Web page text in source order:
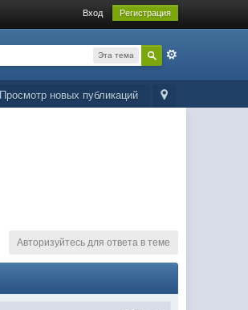
Вход Регистрация
Эта тема
Просмотр новых публикаций
Авторизуйтесь для ответа в теме